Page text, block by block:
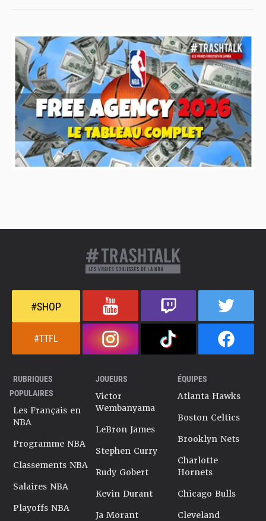
#SHOP
#TTFL
RUBRIQUES
POPULAIRES
Les Français en
NBA
Programme NBA
Classements NBA
Salaires NBA
Playoffs NBA
JOUEURS
Victor
Wembanyama
LeBron James
Stephen Curry
Rudy Gobert
Kevin Durant
Ja Morant
ÉQUIPES
Atlanta Hawks
Boston Celtics
Brooklyn Nets
Charlotte
Hornets
Chicago Bulls
Cleveland